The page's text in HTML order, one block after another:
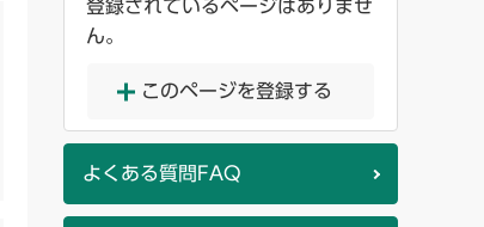
登録されているページはありませ
ん。
このページを登録する
よくある質問FAQ